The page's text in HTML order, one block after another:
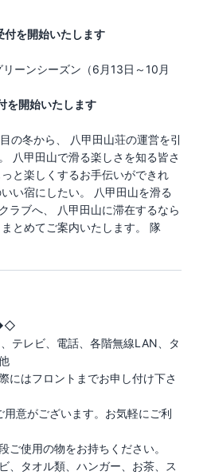
を開始いたします
ーンシーズン（6月13日～10月
を開始いたします
の冬から、 八甲田山荘の運営を引
八甲田山で滑る楽しさを知る皆さ
と楽しくするお手伝いができれ
い宿にしたい。 八甲田山を滑る
ラブへ、 八甲田山に滞在するなら
とめてご案内いたします。 隊
テレビ、電話、各階無線LAN、タ
にはフロントまでお申し付け下さ
意がございます。お気軽にご利
ご使用の物をお持ちください。
、タオル類、ハンガー、お茶、ス